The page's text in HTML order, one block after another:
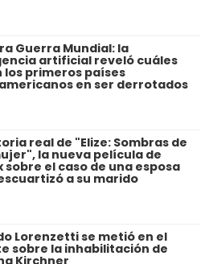
Guerra Mundial: la
artificial reveló cuáles
los primeros países
en ser derrotados
real de "Elize: Sombras de
la nueva película de
sobre el caso de una esposa
a su marido
Lorenzetti se metió en el
sobre la inhabilitación de